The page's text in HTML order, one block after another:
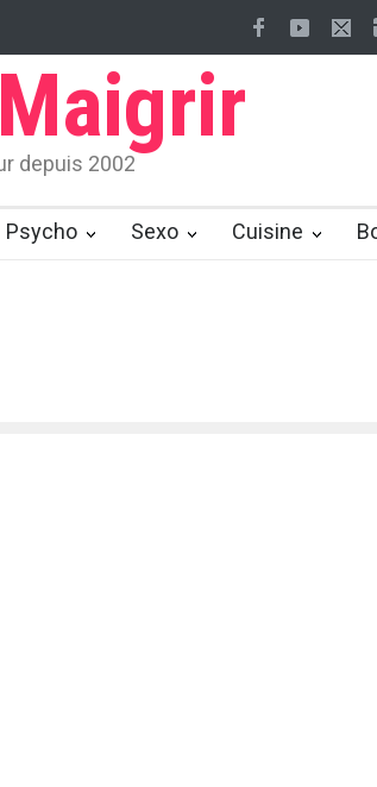
pour éliminer la cellulite Effaçons
depuis 2002
Psycho Sexo Cuisine